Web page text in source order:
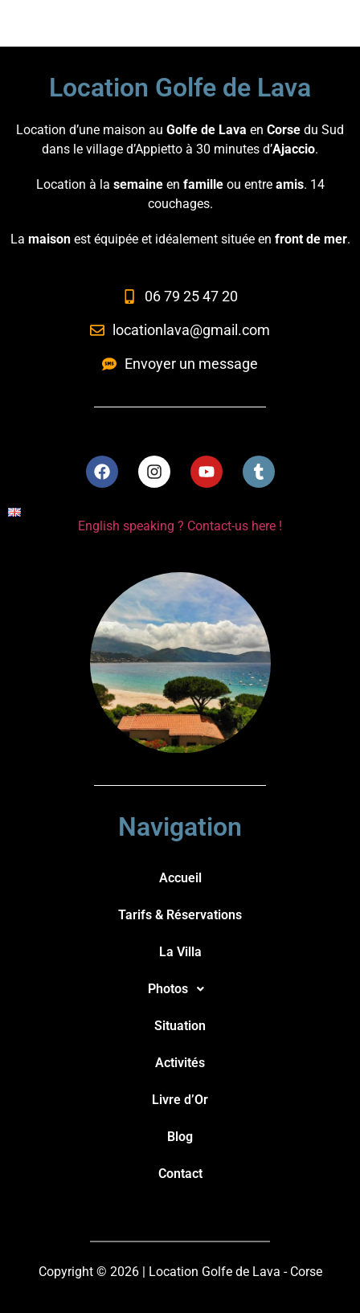
Location Golfe de Lava
Location d’une maison au Golfe de Lava en Corse du Sud
dans le village d’Appietto à 30 minutes d’Ajaccio.
Location à la semaineen familleou entre amis. 14
couchages.
La maisonest équipée et idéalement située en front de mer.
06 79 25 47 20
locationlava@gmail.com
Envoyer un message
English speaking ? Contact-us here !
Navigation
Accueil
Tarifs & Réservations
La Villa
Photos
Situation
Activités
Livre d’Or
Blog
Contact
Copyright © 2026 | Location Golfe de Lava - Corse